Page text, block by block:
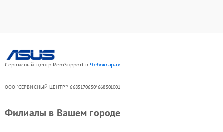
Сервисный центр RemSupport вЧебоксарах
ООО "СЕРВИСНЫЙ ЦЕНТР"* 6685170650*668501001
Филиалы в Вашем городе